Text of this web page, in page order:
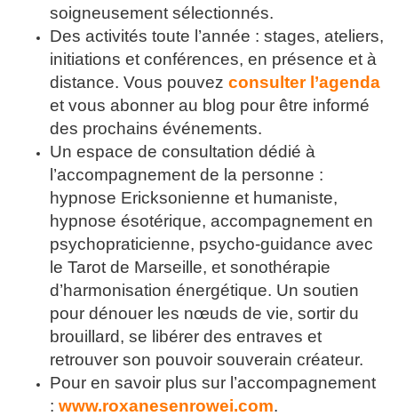
soigneusement sélectionnés.
Des activités toute l’année : stages, ateliers,
initiations et conférences, en présence et à
distance. Vous pouvez consulter l’agenda
et vous abonner au blog pour être informé
des prochains événements.
Un espace de consultation dédié à
l’accompagnement de la personne :
hypnose Ericksonienne et humaniste,
hypnose ésotérique, accompagnement en
psychopraticienne, psycho-guidance avec
le Tarot de Marseille, et sonothérapie
d’harmonisation énergétique. Un soutien
pour dénouer les nœuds de vie, sortir du
brouillard, se libérer des entraves et
retrouver son pouvoir souverain créateur.
Pour en savoir plus sur l’accompagnement
: www.roxanesenrowei.com.